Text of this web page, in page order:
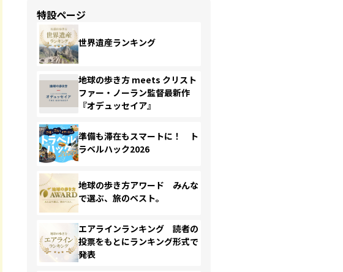
特設ページ
世界遺産ランキング
地球の歩き方 meets クリスト
ファー・ノーラン監督最新作
『オデュッセイア』
準備も滞在もスマートに！ ト
ラベルハック2026
地球の歩き方アワード みんな
で選ぶ、旅のベスト。
エアラインランキング 読者の
投票をもとにランキング形式で
発表